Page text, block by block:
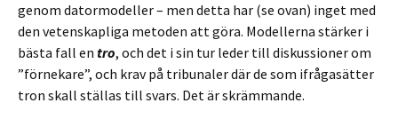
genom datormodeller – men detta har (se ovan) inget med
den vetenskapliga metoden att göra. Modellerna stärker i
bästa fall en tro, och det i sin tur leder till diskussioner om
”förnekare”, och krav på tribunaler där de som ifrågasätter
tron skall ställas till svars. Det är skrämmande.